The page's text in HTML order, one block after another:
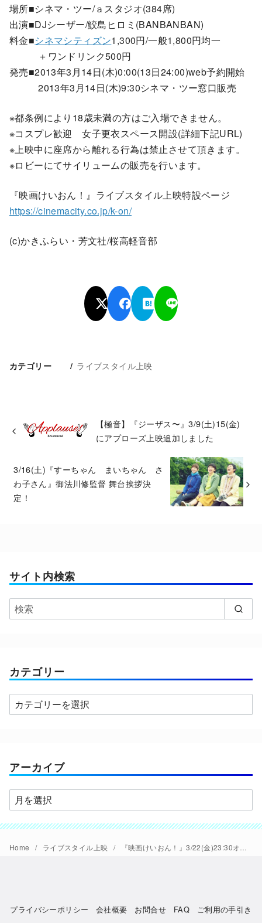
場所■シネマ・ツー/ａスタジオ(384席)
出演■DJシーザー/鮫島ヒロミ(BANBANBAN)
料金■シネマシティズン1,300円/一般1,800円均一
＋ワンドリンク500円
発売■2013年3月14日(木)0:00(13日24:00)web予約開始
2013年3月14日(木)9:30シネマ・ツー窓口販売
※都条例により18歳未満の方はご入場できません。
※コスプレ歓迎 女子更衣スペース開設(詳細下記URL)
※上映中に座席から離れる行為は禁止させて頂きます。
※ロビーにてサイリュームの販売を行います。
『映画けいおん！』ライブスタイル上映特設ページ
https://cinemacity.co.jp/k-on/
(c)かきふらい・芳文社/桜高軽音部
カテゴリー ライブスタイル上映
【極音】『ジーザス〜』3/9(土)15(金)
にアプローズ上映追加しました
3/16(土)『すーちゃん まいちゃん さ
わ子さん』御法川修監督 舞台挨拶決
定！
サイト内検索
カテゴリー
カ
テ
ー
アーカイブ
ア
ー
カ
イ
Home ライブスタイル上映 『映画けいおん！』3/22(金)23:30オールナイト ライブスタイル上映開催
プライバシーポリシー 会社概要 お問合せ FAQ ご利用の手引き